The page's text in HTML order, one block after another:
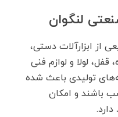
لنگوان
از ابزارآلات دستی،
لولا و لوازم فنی
تولیدی باعث شده
باشند و امکان